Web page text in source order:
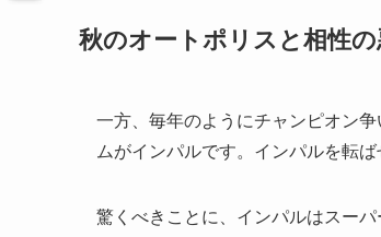
秋のオートポリスと相性
一方、毎年のようにチャンピオン
ムがインパルです。インパルを転
驚くべきことに、インパルはスー